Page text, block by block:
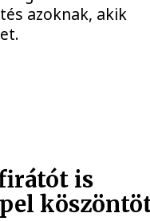
azoknak, akik
is